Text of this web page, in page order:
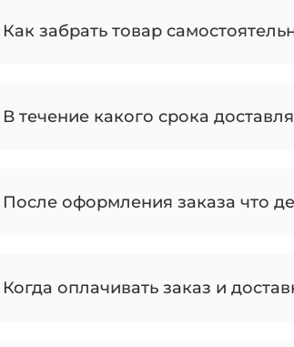
Как забрать товар
В течение какого срока
После оформления заказа что
Когда оплачивать заказ и